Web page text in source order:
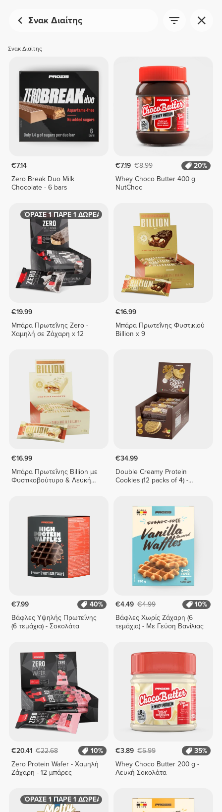
Σνακ Διαίτης
Σνακ Διαίτης
€7.14
Zero Break Duo Milk
Chocolate - 6 bars
€7.19 €8.99
20%
Whey Choco Butter 400 g
NutChoc
ΑΓΟΡΑΣΕ 1 ΠΑΡΕ 1 ΔΩΡΕΑΝ
€19.99
Μπάρα Πρωτεΐνης Zero -
Χαμηλή σε Ζάχαρη x 12
€16.99
Μπάρα Πρωτεΐνης Φυστικιού
Billion x 9
€16.99
Μπάρα Πρωτεΐνης Billion με
Φυστικοβούτυρο & Λευκή
€34.99
Double Creamy Protein
Cookies (12 packs of 4) -
€7.99
40%
Βάφλες Υψηλής Πρωτεΐνης
(6 τεμάχια) - Σοκολάτα
€4.49 €4.99
10%
Βάφλες Χωρίς Ζάχαρη (6
τεμάχια) - Με Γεύση Βανίλιας
€20.41 €22.68
10%
Zero Protein Wafer - Χαμηλή
Ζάχαρη - 12 μπάρες
€3.89 €5.99
35%
Whey Choco Butter 200 g -
Λευκή Σοκολάτα
ΑΓΟΡΑΣΕ 1 ΠΑΡΕ 1 ΔΩΡΕΑΝ